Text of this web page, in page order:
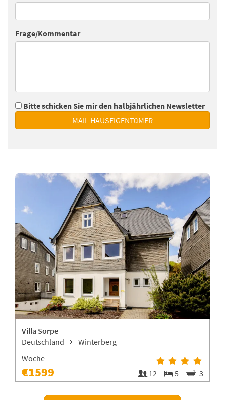
Frage/Kommentar
Bitte schicken Sie mir den halbjährlichen Newsletter
MAIL HAUSEIGENTüMER
Villa Sorpe
Deutschland
Winterberg
Woche
€1599 12 5 3